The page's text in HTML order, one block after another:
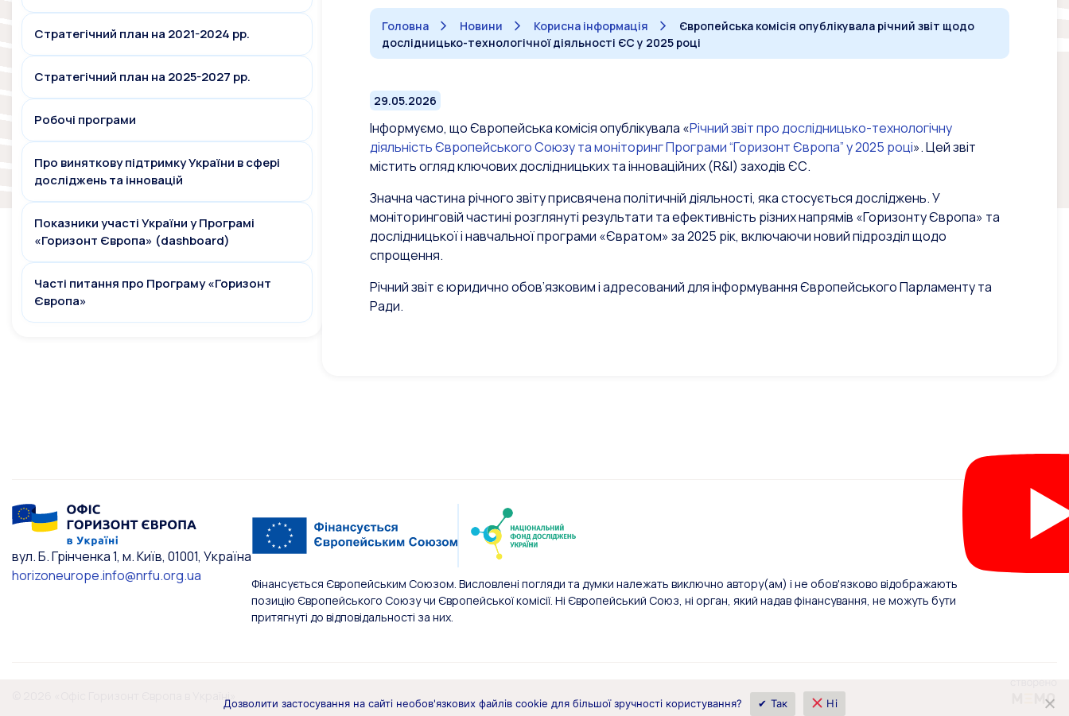
Стратегічний план на 2021-2024 рр.
Стратегічний план на 2025-2027 рр.
Робочі програми
Про виняткову підтримку України в сфері
досліджень та інновацій
Показники участі України у Програмі
«Горизонт Європа» (dashboard)
Часті питання про Програму «Горизонт
Європа»
Головна Новини Корисна інформація
Європейська комісія опублікувала річний звіт щодо
дослідницько-технологічної діяльності ЄС у 2025 році
29.05.2026
Інформуємо, що Європейська комісія опублікувала «Річний звіт про дослідницько-технологічну
діяльність Європейського Союзу та моніторинг Програми “Горизонт Європа” у 2025 році». Цей звіт
містить огляд ключових дослідницьких та інноваційних (R&I) заходів ЄС.
Значна частина річного звіту присвячена політичній діяльності, яка стосується досліджень. У
моніторинговій частині розглянуті результати та ефективність різних напрямів «Горизонту Європа» та
дослідницької і навчальної програми «Євратом» за 2025 рік, включаючи новий підрозділ щодо
спрощення.
Річний звіт є юридично обов’язковим і адресований для інформування Європейського Парламенту та
Ради.
вул. Б. Грінченка 1, м. Київ, 01001, Україна
horizoneurope.info@nrfu.org.ua
Фінансується Європейським Союзом. Висловлені погляди та думки належать виключно автору(ам) і не обов'язково відображають
позицію Європейського Союзу чи Європейської комісії. Ні Європейський Союз, ні орган, який надав фінансування, не можуть бути
притягнуті до відповідальності за них.
© 2026 «Офіс Горизонт Європа в Україні»Дозволити застосування на сайті необов'язкових файлів cookie для більшої зручності користування? ✔ Так Ні